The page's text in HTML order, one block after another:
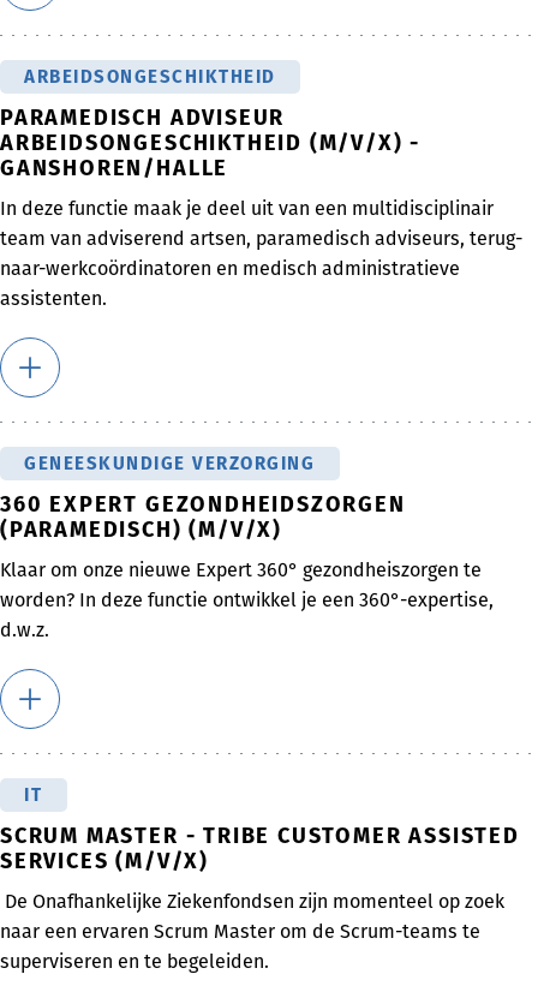
ARBEIDSONGESCHIKTHEID
PARAMEDISCH ADVISEUR
ARBEIDSONGESCHIKTHEID (M/V/X) -
GANSHOREN/HALLE
In deze functie maak je deel uit van een multidisciplinair
team van adviserend artsen, paramedisch adviseurs, terug-
naar-werkcoördinatoren en medisch administratieve
assistenten.
GENEESKUNDIGE VERZORGING
360 EXPERT GEZONDHEIDSZORGEN
(PARAMEDISCH) (M/V/X)
Klaar om onze nieuwe Expert 360° gezondheiszorgen te
worden? In deze functie ontwikkel je een 360°-expertise,
d.w.z.
IT
SCRUM MASTER - TRIBE CUSTOMER ASSISTED
SERVICES (M/V/X)
De Onafhankelijke Ziekenfondsen zijn momenteel op zoek
naar een ervaren Scrum Master om de Scrum-teams te
superviseren en te begeleiden.